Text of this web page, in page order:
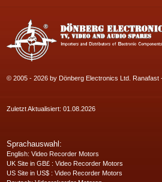
© 2005 - 2026 by Dönberg Electronics Ltd. Ranafast
Zuletzt Aktualisiert: 01.08.2026
Sprachauswahl:
English: Video Recorder Motors
UK Site in GB£ : Video Recorder Motors
US Site in US$ : Video Recorder Motors